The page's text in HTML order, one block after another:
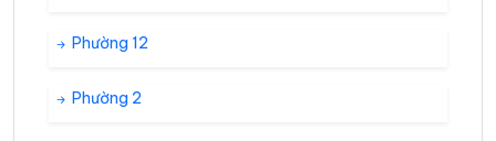
Phường 12
Phường 2